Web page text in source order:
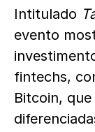
Intitulado
evento
fintechs,
Bitcoin,